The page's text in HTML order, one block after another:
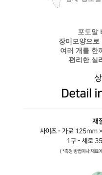
포도알
장미모양으로
여러 개를 한
편리한 실